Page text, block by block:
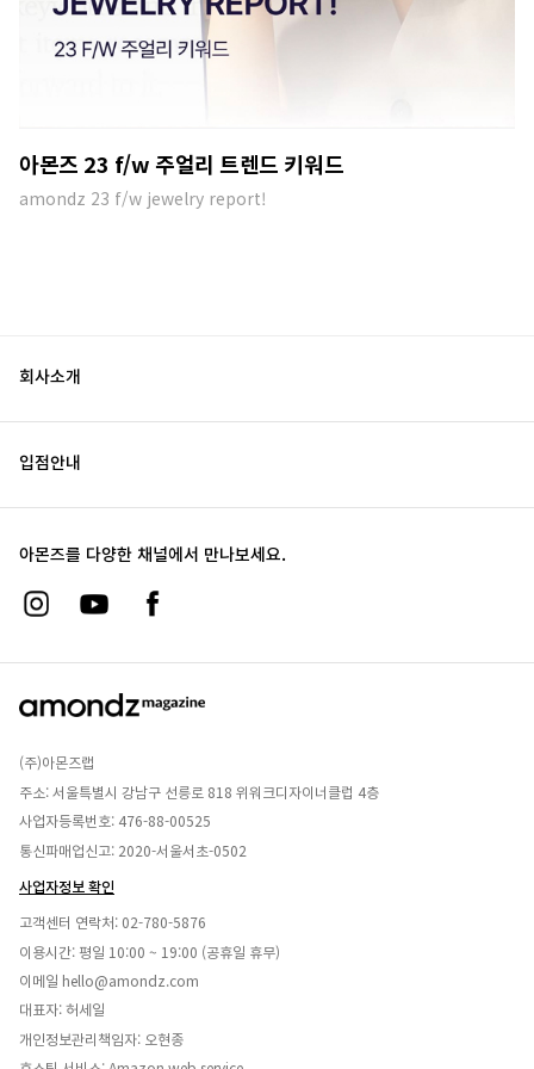
아몬즈 23 f/w 주얼리 트렌드 키워드
amondz 23 f/w jewelry report!
회사소개
입점안내
아몬즈를 다양한 채널에서 만나보세요.
(주)아몬즈랩
주소: 서울특별시 강남구 선릉로 818 위워크디자이너클럽 4층
사업자등록번호: 476-88-00525
통신파매업신고: 2020-서울서초-0502
사업자정보 확인
고객센터 연락처: 02-780-5876
이용시간: 평일 10:00 ~ 19:00 (공휴일 휴무)
이메일 hello@amondz.com
대표자: 허세일
개인정보관리책임자: 오현종